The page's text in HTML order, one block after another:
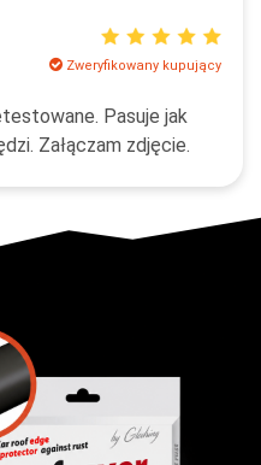
Zweryfikowany kupujący
Pasuje jak
Załączam zdjęcie.